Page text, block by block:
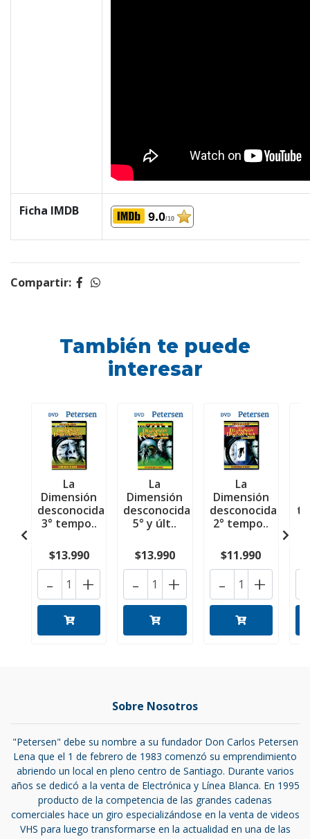
Ficha IMDB 9.0/10
Compartir:
También te puede
interesar
La
Dimensión
desconocida
3° tempo..
$13.990
+
-
La
Dimensión
desconocida
5° y últ..
$13.990
+
-
La
Dimensión
desconocida
2° tempo..
$11.990
+
-
Sobre Nosotros
"Petersen" debe su nombre a su fundador Don Carlos Petersen
Lena que el 1 de febrero de 1983 comenzó su emprendimiento
abriendo un local en pleno centro de Santiago. Durante varios
años se dedicó a la venta de Electrónica y Línea Blanca. En 1995
producto de la competencia de las grandes cadenas
comerciales hace un giro especializándose en la venta de videos
VHS para luego transformarse en la actualidad en una de las